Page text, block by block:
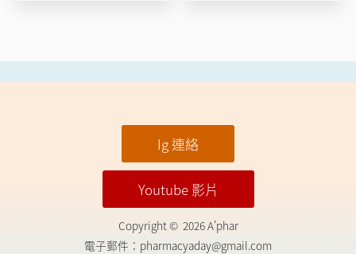
Ig 連絡
Youtube 影片
Copyright © 2026 A'phar
電子郵件： pharmacyaday@gmail.com